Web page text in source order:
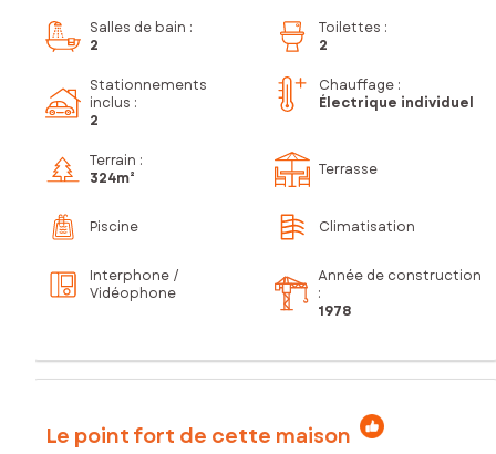
Salles de bain :
2
Toilettes :
2
Stationnements
inclus :
2
Chauffage :
Électrique individuel
Terrain :
324m²
Terrasse
Piscine Climatisation
Interphone /
Vidéophone
Année de construction
:
1978
Le point fort de cette maison